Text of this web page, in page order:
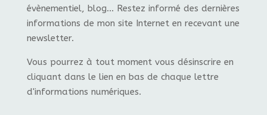
évènementiel, blog... Restez informé des dernières
informations de mon site Internet en recevant une
newsletter.
Vous pourrez à tout moment vous désinscrire en
cliquant dans le lien en bas de chaque lettre
d'informations numériques.